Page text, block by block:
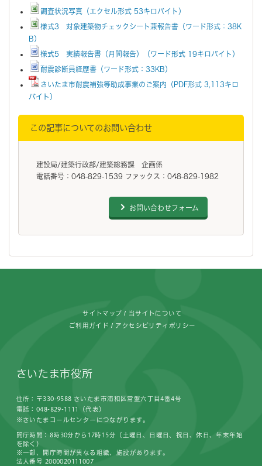
調査状況写真（エクセル形式 53キロバイト）
様式3 対象建築物チェックシート兼報告書（ワード形式：38K
B）
様式5 実績報告書（月間報告）（ワード形式 19キロバイト）
耐震診断員経歴書（ワード形式：33KB）
さいたま市耐震補強等助成事業のご案内（PDF形式 3,113キロ
バイト）
この記事についてのお問い合わせ
建設局/建築行政部/建築総務課 企画係
電話番号：048-829-1539 ファックス：048-829-1982
お問い合わせフォーム
サイトマップ 当サイトについて
ご利用ガイド アクセシビリティポリシー
さいたま市役所
住所：〒330-9588 さいたま市浦和区常盤六丁目4番4号
電話：048-829-1111（代表）
※さいたまコールセンターにつながります。
開庁時間：8時30分から17時15分（土曜日、日曜日、祝日、休日、年末年始
を除く）
※一部、開庁時間が異なる組織、施設があります。
法人番号 2000020111007